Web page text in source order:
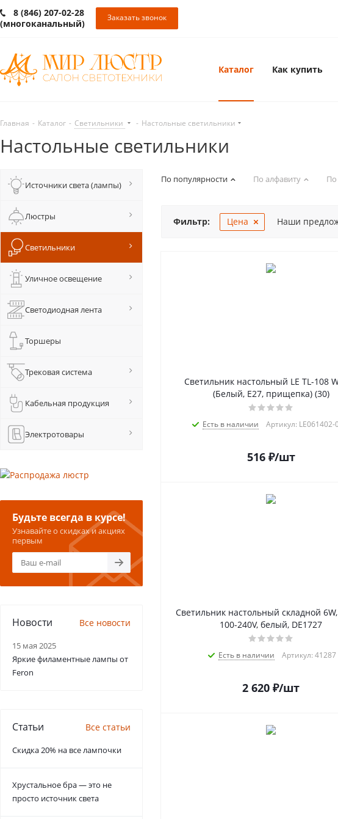
8 (846) 207-02-28
(многоканальный)
Заказать звонок
Каталог Как купить
Главная - Каталог - Светильники - Настольные светильники
Настольные светильники
По популярности По алфавиту
Фильтр: Цена Наши
Светильник настольный LE TL-108
(Белый, E27, прищепка) (30)
Есть в наличии Артикул: LE061402-
516₽/шт
Светильник настольный складной
100-240V, белый, DE1727
Есть в наличии Артикул: 41287
2 620 ₽/шт
Источники света (лампы)
Люстры
Светильники
Уличное освещение
Светодиодная лента
Торшеры
Трековая система
Кабельная продукция
Электротовары
Будьте всегда в курсе!
Узнавайте о скидках и акциях
первым
Новости Все новости
15 мая 2025
Яркие филаментные лампы от
Feron
Статьи Все статьи
Скидка 20% на все лампочки
Хрустальное бра — это не
просто источник света